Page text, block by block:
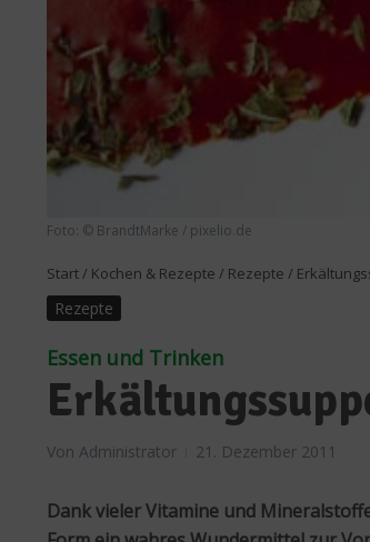
Foto: © BrandtMarke / pixelio.de
Start/ Kochen & Rezepte / Rezepte /
Rezepte
Essen und Trinken
Von Administrator 21. Dezember 2011
Dank vieler Vitamine und